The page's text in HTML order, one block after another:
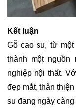
Kết luận
Gỗ cao su, từ
thành một nguồn
nghiệp nội thất.
đẹp mắt, thân
su đang ngày